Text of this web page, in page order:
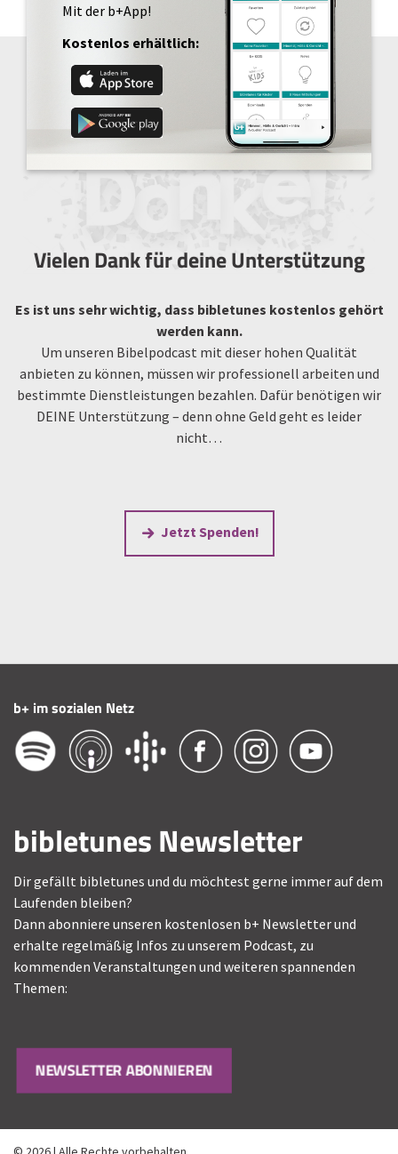
Mit der b+App!
Kostenlos erhältlich:
Vielen Dank für deine Unterstützung
Es ist uns sehr wichtig, dass bibletunes kostenlos gehört
werden kann.
Um unseren Bibelpodcast mit dieser hohen Qualität
anbieten zu können, müssen wir professionell arbeiten und
bestimmte Dienstleistungen bezahlen. Dafür benötigen wir
DEINE Unterstützung – denn ohne Geld geht es leider
nicht…
Jetzt Spenden!
b+ im sozialen Netz
bibletunes Newsletter
Dir gefällt bibletunes und du möchtest gerne immer auf dem
Laufenden bleiben?
Dann abonniere unseren kostenlosen b+ Newsletter und
erhalte regelmäßig Infos zu unserem Podcast, zu
kommenden Veranstaltungen und weiteren spannenden
Themen:
NEWSLETTER ABONNIEREN